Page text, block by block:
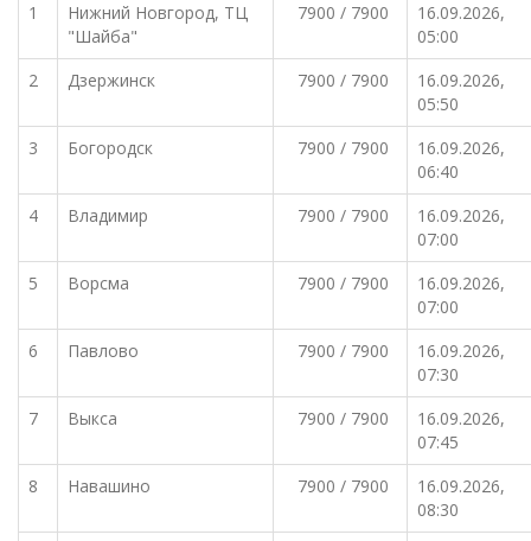
1
Нижний Новгород, ТЦ
"Шайба"
7900 / 7900
16.09.2026,
05:00
2
Дзержинск 7900 / 7900
16.09.2026,
05:50
3
Богородск 7900 / 7900
16.09.2026,
06:40
4
Владимир 7900 / 7900
16.09.2026,
07:00
5
Ворсма 7900 / 7900
16.09.2026,
07:00
6
Павлово 7900 / 7900
16.09.2026,
07:30
7
Выкса 7900 / 7900
16.09.2026,
07:45
8
Навашино 7900 / 7900
16.09.2026,
08:30